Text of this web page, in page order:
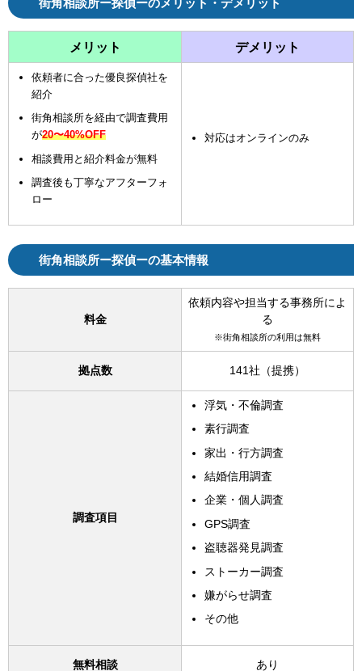
街角相談所ー探偵ーのメリット・デメリット
メリット デメリット
依頼者に合った優良探偵社を
紹介
街角相談所を経由で調査費用
が20〜40%OFF
相談費用と紹介料金が無料
調査後も丁寧なアフターフォ
ロー
対応はオンラインのみ
街角相談所ー探偵ーの基本情報
料金
依頼内容や担当する事務所によ
る
※街角相談所の利用は無料
拠点数 141社（提携）
調査項目
浮気・不倫調査
素行調査
家出・行方調査
結婚信用調査
企業・個人調査
GPS調査
盗聴器発見調査
ストーカー調査
嫌がらせ調査
その他
無料相談 あり